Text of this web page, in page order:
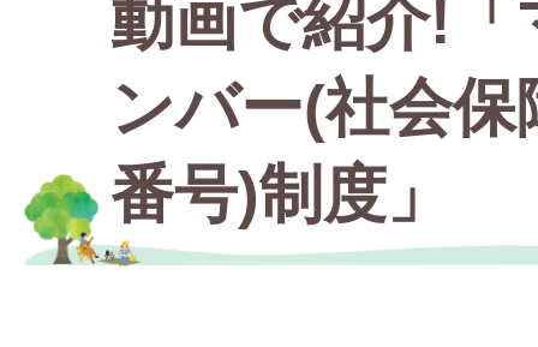
動画で紹介!「
ンバー(社会保
番号)制度」